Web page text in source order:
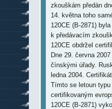
zkouškám předán
14. května toho
120CE (B-2871)
k předávacím
120CE obdržel
Dne 29. června
čínskými úřady.
ledna 2004.
Tímto se letoun
certifikovaným
120CE (B-2871)